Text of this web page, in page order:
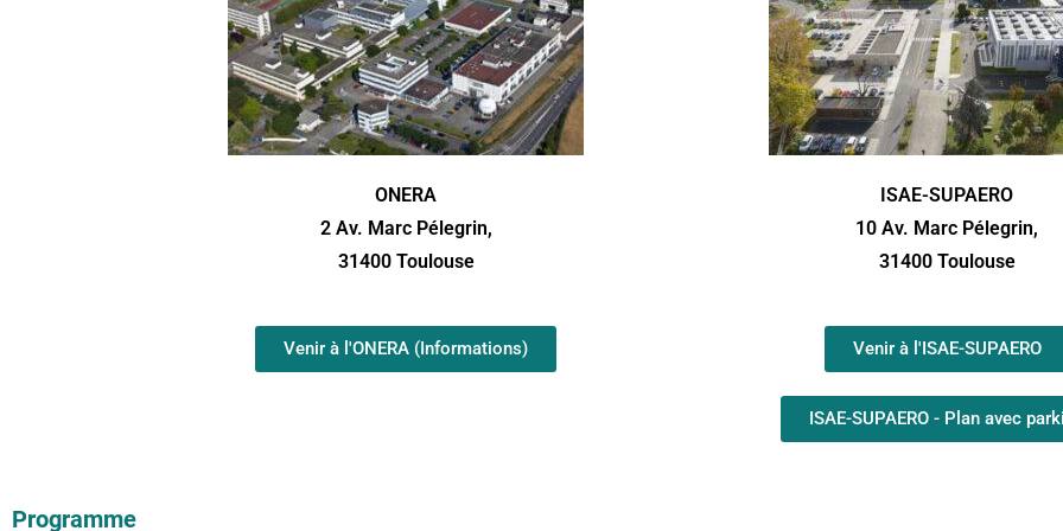
ONERA
2 Av. Marc Pélegrin,
31400 Toulouse
Venir à l'ONERA (Informations)
ISAE-SUPAERO
10 Av. Marc Pélegrin,
31400 Toulouse
Venir à l'ISAE-SUPAERO
ISAE-SUPAERO - Plan avec
Programme